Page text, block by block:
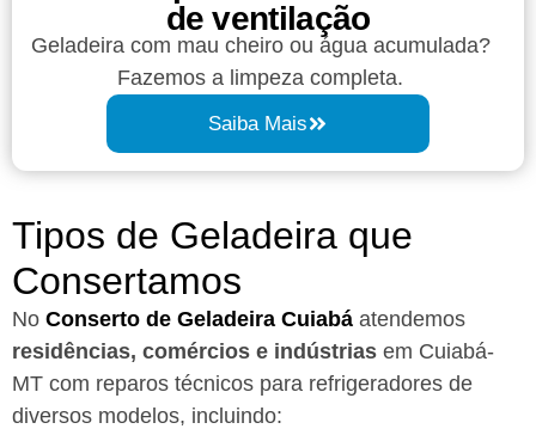
de ventilação
Geladeira com mau cheiro ou água acumulada?
Fazemos a limpeza completa.
Saiba Mais
Tipos de Geladeira que
Consertamos
No Conserto de Geladeira Cuiabá atendemos
residências, comércios e indústrias em Cuiabá-
MT com reparos técnicos para refrigeradores de
diversos modelos, incluindo: